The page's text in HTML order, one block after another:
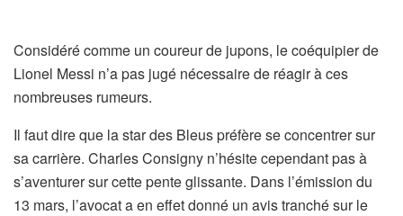
Considéré comme un coureur de jupons, le coéquipier de
Lionel Messi n’a pas jugé nécessaire de réagir à ces
nombreuses rumeurs.
Il faut dire que la star des Bleus préfère se concentrer sur
sa carrière. Charles Consigny n’hésite cependant pas à
s’aventurer sur cette pente glissante. Dans l’émission du
13 mars, l’avocat a en effet donné un avis tranché sur le